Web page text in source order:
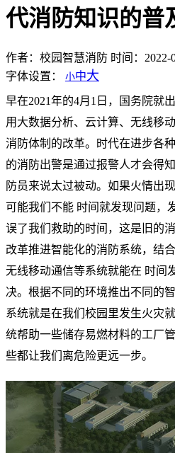
代消防知识的普
作者：校园智慧消防 时间：2022-
字体设置： 小中大
早在2021年的4月1日，国务院就
用大数据分析、云计算、无线移
消防体制的改革。时代在进步各
的消防出警是通过报警人才会得
防员来说太过被动。如果火情出
可能我们不能 时间就发现问题，
误了我们救助的时间，这是旧的
改革推进智能化的消防系统，结
无线移动通信等系统就能在 时间
决。根据不同的环境推出不同的
系统就是在我们校园里发生火灾
统帮助一些储存易燃材料的工厂
些都让我们离危险更远一步。